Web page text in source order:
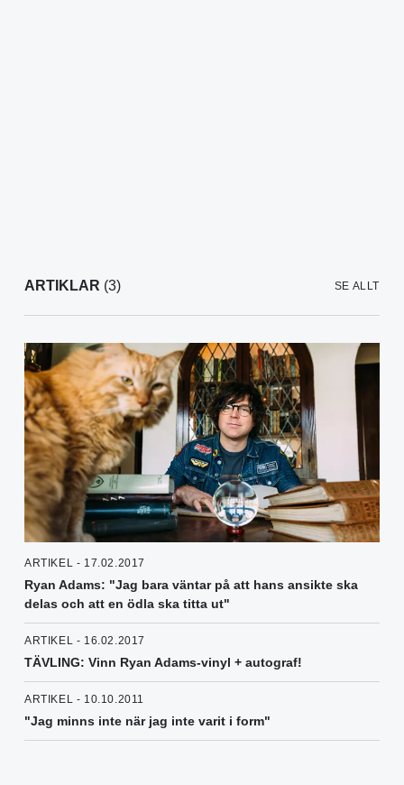
ARTIKLAR (3) SE ALLT
ARTIKEL - 17.02.2017
Ryan Adams: "Jag bara väntar på att hans ansikte ska
delas och att en ödla ska titta ut"
ARTIKEL - 16.02.2017
TÄVLING: Vinn Ryan Adams-vinyl + autograf!
ARTIKEL - 10.10.2011
"Jag minns inte när jag inte varit i form"